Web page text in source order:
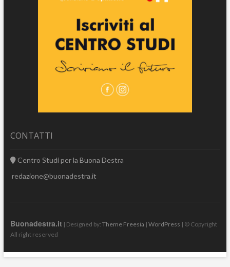
CONTATTI
Centro Studi per la Buona Destra
redazione@buonadestra.it
Buonadestra.it | Designed by: Theme Freesia | WordPress | © Copyright
All right reserved